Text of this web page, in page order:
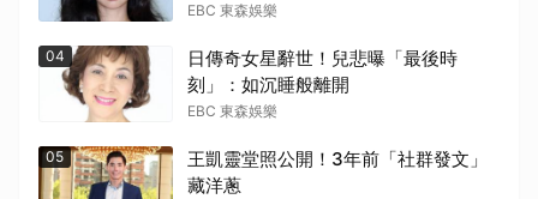
EBC 東森娛樂
04
日傳奇女星辭世！兒悲曝「最後時
刻」：如沉睡般離開
EBC 東森娛樂
05
王凱靈堂照公開！3年前「社群發文」
藏洋蔥